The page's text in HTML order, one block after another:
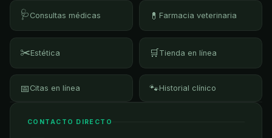
🩺 Consultas médicas 💊 Farmacia veterinaria
✂️Estética 🛒Tienda en línea
📅 Citas en línea 🐾Historial clínico
CONTACTO DIRECTO